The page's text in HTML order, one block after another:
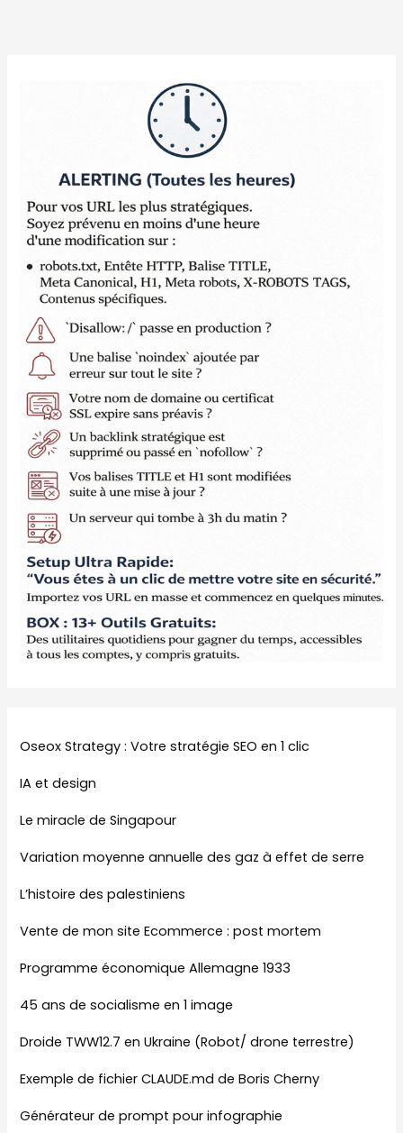
Oseox Strategy : Votre stratégie SEO en 1 clic
IA et design
Le miracle de Singapour
Variation moyenne annuelle des gaz à effet de serre
L’histoire des palestiniens
Vente de mon site Ecommerce : post mortem
Programme économique Allemagne 1933
45 ans de socialisme en 1 image
Droide TWW12.7 en Ukraine (Robot/ drone terrestre)
Exemple de fichier CLAUDE.md de Boris Cherny
Générateur de prompt pour infographie